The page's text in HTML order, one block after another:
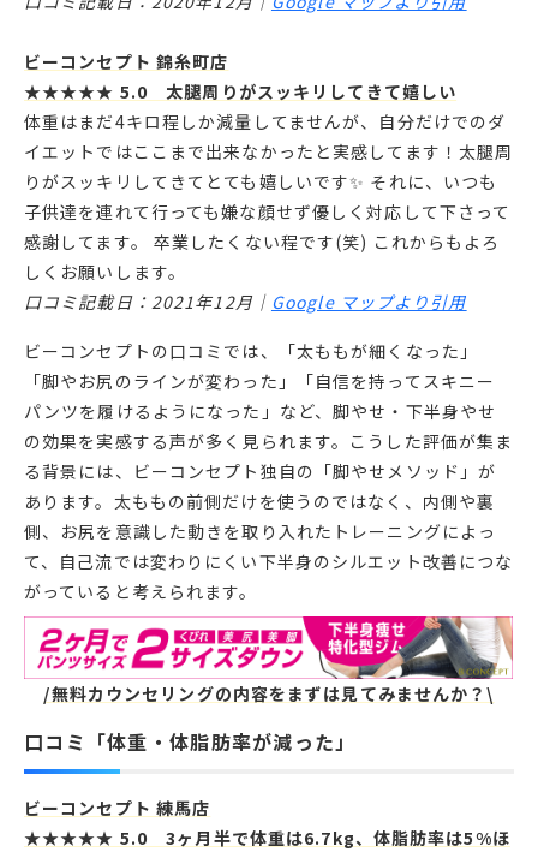
ビーコンセプト 錦糸町店
★★★★★ 5.0 太腿周りがスッキリしてきて嬉しい
体重はまだ4キロ程しか減量してませんが、自分だけでのダ
イエットではここまで出来なかったと実感してます！太腿周
りがスッキリしてきてとても嬉しいです✨ それに、いつも
子供達を連れて行っても嫌な顔せず優しく対応して下さって
感謝してます。 卒業したくない程です(笑) これからもよろ
しくお願いします。
口コミ記載日：2021年12月｜ Google マップより引用
ビーコンセプトの口コミでは、「太ももが細くなった」
「脚やお尻のラインが変わった」「自信を持ってスキニー
パンツを履けるようになった」など、脚やせ・下半身やせ
の効果を実感する声が多く見られます。こうした評価が集ま
る背景には、ビーコンセプト独自の「脚やせメソッド」が
あります。太ももの前側だけを使うのではなく、内側や裏
側、お尻を意識した動きを取り入れたトレーニングによっ
て、自己流では変わりにくい下半身のシルエット改善につな
がっていると考えられます。
/無料カウンセリングの内容をまずは見てみませんか？\
口コミ「体重・体脂肪率が減った」
ビーコンセプト 練馬店
★★★★★ 5.0 3ヶ月半で体重は6.7kg、体脂肪率は5%ほ